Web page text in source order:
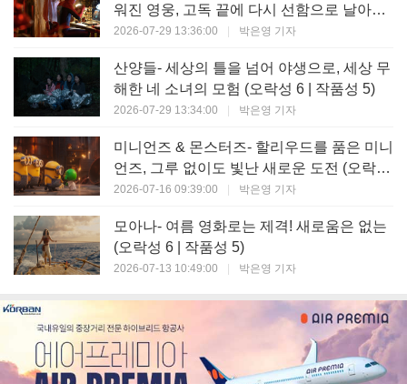
워진 영웅, 고독 끝에 다시 선함으로 날아오
르다 (오락성 8 | 작품성 8)
2026-07-29 13:36:00 박은영 기자
산양들- 세상의 틀을 넘어 야생으로, 세상 무
해한 네 소녀의 모험 (오락성 6 | 작품성 5)
2026-07-29 13:34:00 박은영 기자
미니언즈 & 몬스터즈- 할리우드를 품은 미니
언즈, 그루 없이도 빛난 새로운 도전 (오락성
7 | 작품성 6)
2026-07-16 09:39:00 박은영 기자
모아나- 여름 영화로는 제격! 새로움은 없는
(오락성 6 | 작품성 5)
2026-07-13 10:49:00 박은영 기자